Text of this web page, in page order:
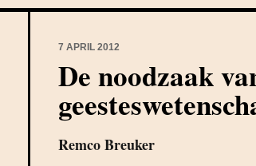
7 APRIL 2012
De noodzaak
Remco Breuker